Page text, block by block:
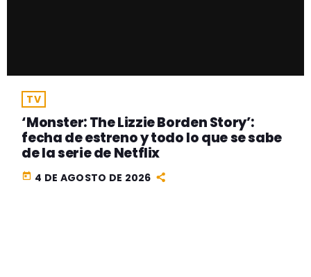
TV
‘Monster: The Lizzie Borden Story’:
fecha de estreno y todo lo que se sabe
de la serie de Netflix
today 4 DE AGOSTO DE 2026